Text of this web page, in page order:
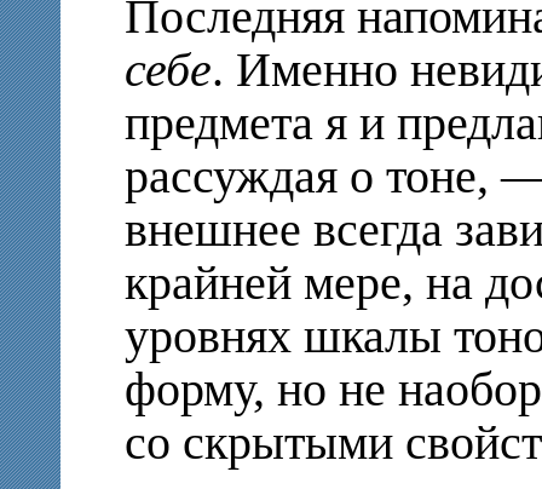
Последняя
себе. Именно
предмета я и
рассуждая о тоне,
внешнее всегда
крайней мере, на
уровнях шкалы
форму, но не
со скрытыми